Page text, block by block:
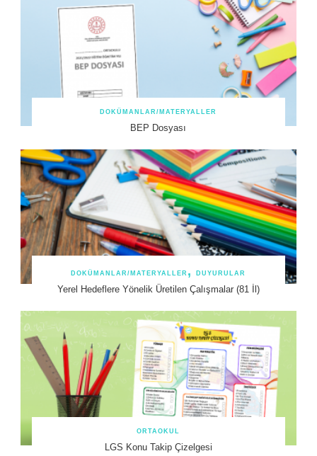
DOKÜMANLAR/MATERYALLER
BEP Dosyası
DOKÜMANLAR/MATERYALLER DUYURULAR
Yerel Hedeflere Yönelik Üretilen Çalışmalar (81 İl)
ORTAOKUL
LGS Konu Takip Çizelgesi